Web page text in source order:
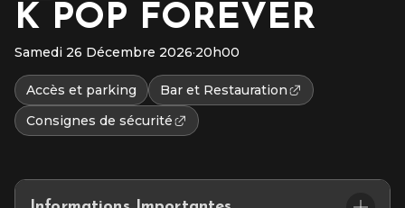
K POP FOREVER
Samedi 26 Décembre 2026·20h00
Accès et parking
Bar et Restauration
Consignes de sécurité